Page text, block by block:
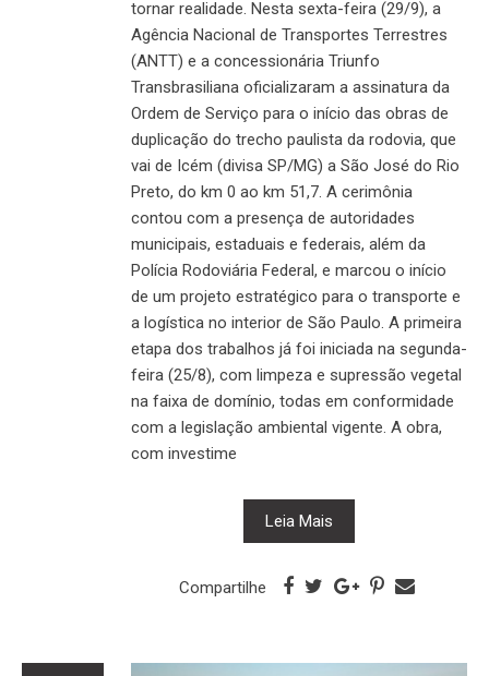
tornar realidade. Nesta sexta-feira (29/9), a
Agência Nacional de Transportes Terrestres
(ANTT) e a concessionária Triunfo
Transbrasiliana oficializaram a assinatura da
Ordem de Serviço para o início das obras de
duplicação do trecho paulista da rodovia, que
vai de Icém (divisa SP/MG) a São José do Rio
Preto, do km 0 ao km 51,7. A cerimônia
contou com a presença de autoridades
municipais, estaduais e federais, além da
Polícia Rodoviária Federal, e marcou o início
de um projeto estratégico para o transporte e
a logística no interior de São Paulo. A primeira
etapa dos trabalhos já foi iniciada na segunda-
feira (25/8), com limpeza e supressão vegetal
na faixa de domínio, todas em conformidade
com a legislação ambiental vigente. A obra,
com investime
Leia Mais
Compartilhe